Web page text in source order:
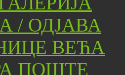
/ ОДЈАВА
ВЕЋА
ПОШТЕ